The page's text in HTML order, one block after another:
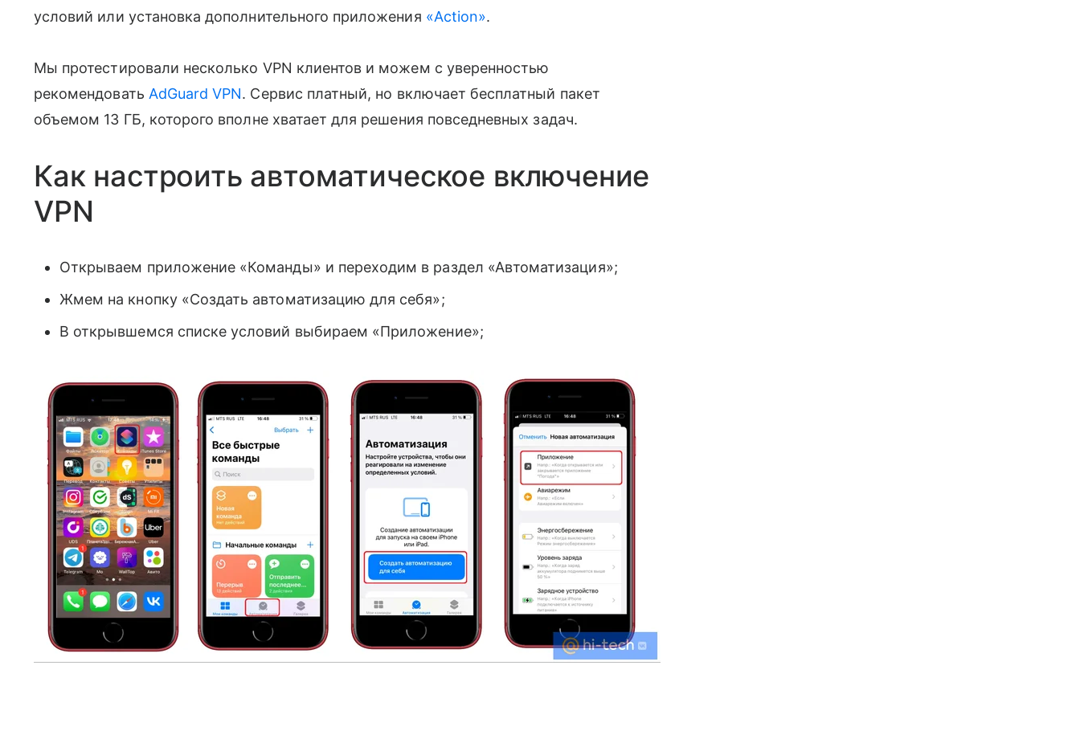
условий или установка дополнительного приложения «Action».
Мы протестировали несколько VPN клиентов и можем с уверенностью
рекомендовать AdGuard VPN. Сервис платный, но включает бесплатный пакет
объемом 13 ГБ, которого вполне хватает для решения повседневных задач.
Как настроить автоматическое включение
VPN
Открываем приложение «Команды» и переходим в раздел «Автоматизация»;
Жмем на кнопку «Создать автоматизацию для себя»;
В открывшемся списке условий выбираем «Приложение»;